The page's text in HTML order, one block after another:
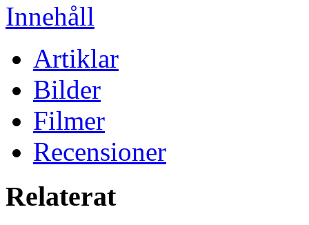
Innehåll
Artiklar
Bilder
Filmer
Recensioner
Relaterat